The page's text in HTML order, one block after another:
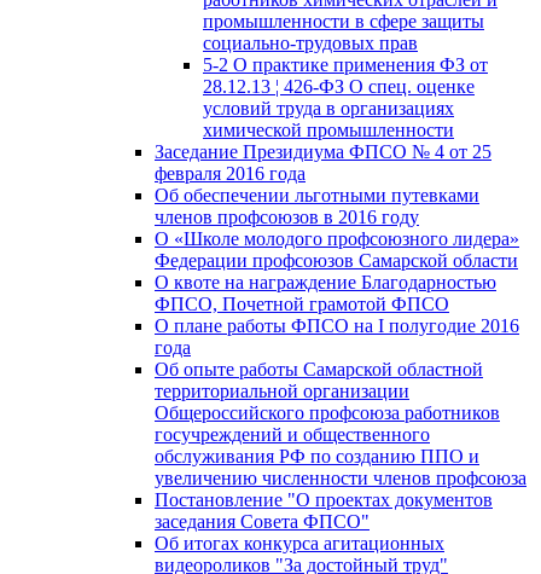
промышленности в сфере защиты
социально-трудовых прав
5-2 О практике применения ФЗ от
28.12.13 ¦ 426-ФЗ О спец. оценке
условий труда в организациях
химической промышленности
Заседание Президиума ФПСО № 4 от 25
февраля 2016 года
Об обеспечении льготными путевками
членов профсоюзов в 2016 году
О «Школе молодого профсоюзного лидера»
Федерации профсоюзов Самарской области
О квоте на награждение Благодарностью
ФПСО, Почетной грамотой ФПСО
О плане работы ФПСО на I полугодие 2016
года
Об опыте работы Самарской областной
территориальной организации
Общероссийского профсоюза работников
госучреждений и общественного
обслуживания РФ по созданию ППО и
увеличению численности членов профсоюза
Постановление "О проектах документов
заседания Совета ФПСО"
Об итогах конкурса агитационных
видеороликов "За достойный труд"